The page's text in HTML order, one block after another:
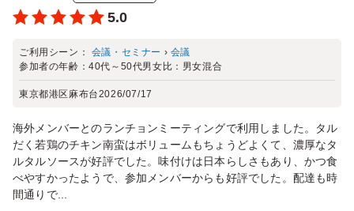
5.0
ご利用シーン： 会議・セミナー › 会議
参加者の年齢：40代～50代男女比： 男女混合
東京都港区麻布台2026/07/17
海外メンバーとのランチョンミーティングで利用しました。タル
だく若鶏のチキン南蛮はボリュームもちょうどよくて、濃厚なタ
ルタルソースが好評でした。味付けは日本らしさもあり、かつ食
べやすかったようで、参加メンバーからも好評でした。配達も時
間通りで...